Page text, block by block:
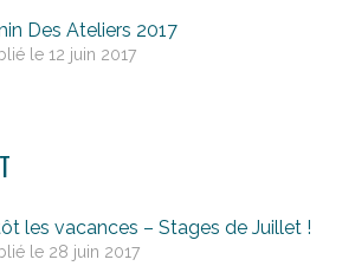
Des Ateliers 2017
le 12 juin 2017
les vacances – Stages de Juillet !
le 28 juin 2017